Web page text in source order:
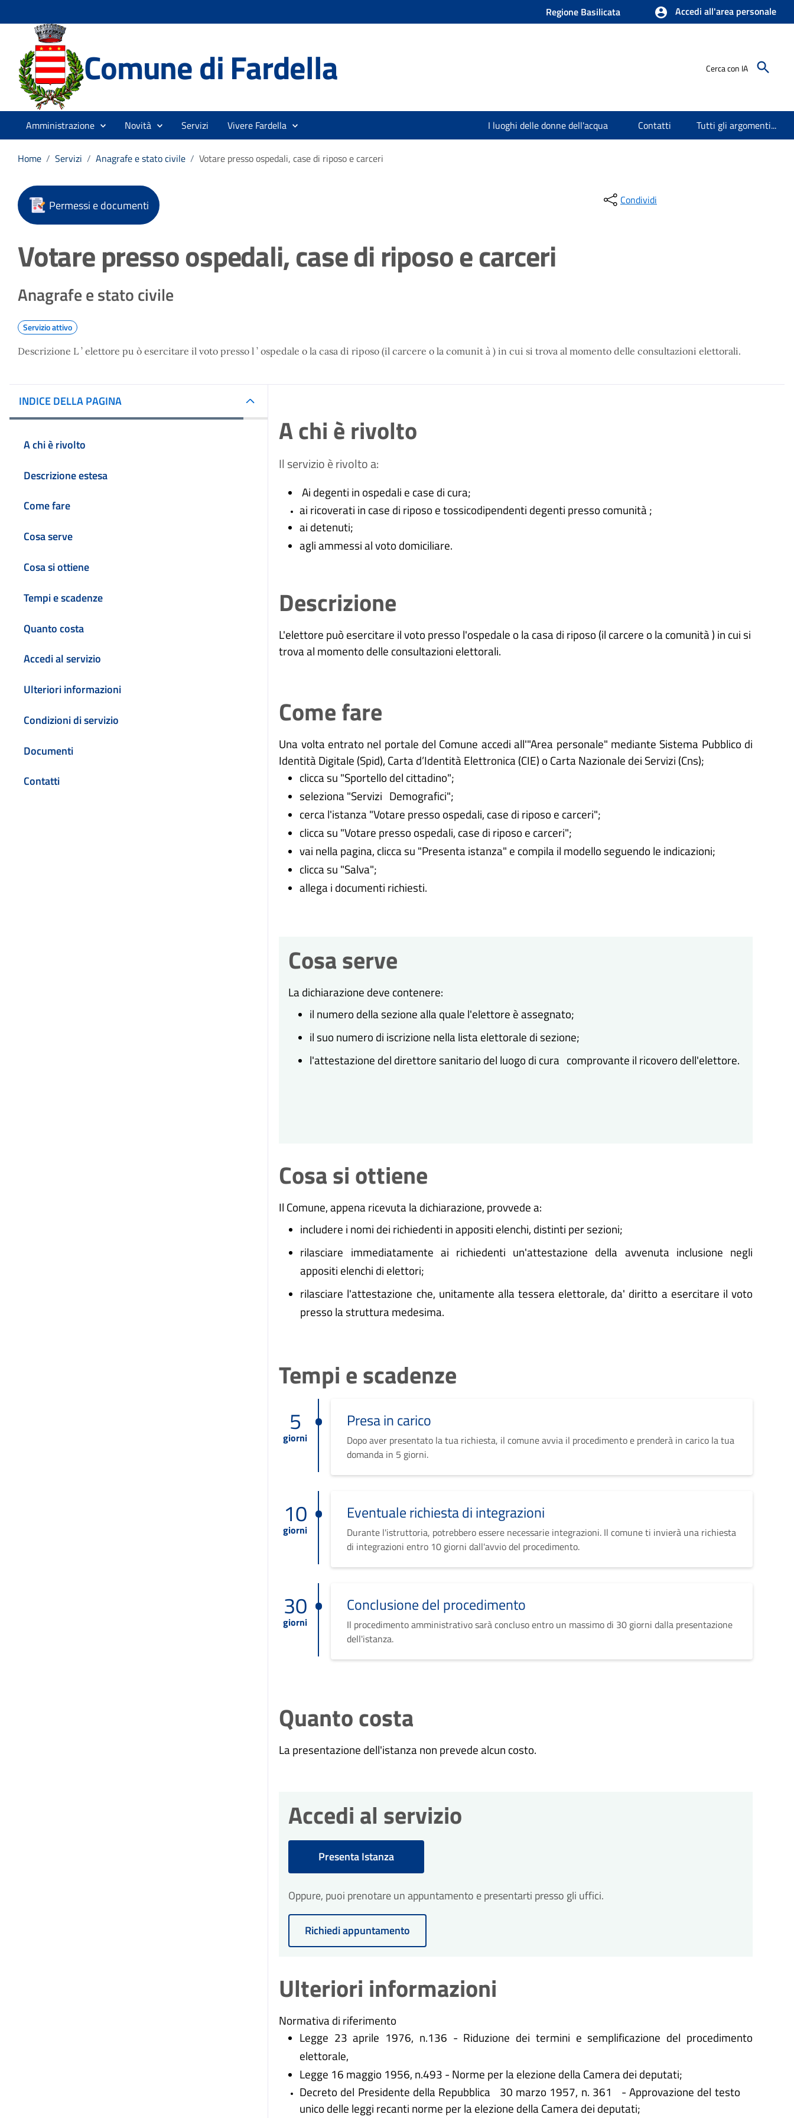
Regione Basilicata Accedi all'area personale
Comune di Fardella Cerca con IA
Amministrazione Novità Servizi Vivere Fardella I luoghi delle donne dell'acqua Contatti Tutti gli argomenti...
Home / Servizi / Anagrafe e stato civile / Votare presso ospedali, case di riposo e carceri
Permessi e documenti Condividi
Votare presso ospedali, case di riposo e carceri
Anagrafe e stato civile
Servizio attivo
Descrizione L ’ elettore pu ò esercitare il voto presso l ’ ospedale o la casa di riposo (il carcere o la comunit à ) in cui si trova al momento delle consultazioni elettorali.
INDICE DELLA PAGINA
A chi è rivolto
Descrizione estesa
Come fare
Cosa serve
Cosa si ottiene
Tempi e scadenze
Quanto costa
Accedi al servizio
Ulteriori informazioni
Condizioni di servizio
Documenti
Contatti
A chi è rivolto
Il servizio è rivolto a:
Ai degenti in ospedali e case di cura;
ai ricoverati in case di riposo e tossicodipendenti degenti presso comunità ;
ai detenuti;
agli ammessi al voto domiciliare.
Descrizione
L'elettore può esercitare il voto presso l'ospedale o la casa di riposo (il carcere o la comunità ) in cui si
trova al momento delle consultazioni elettorali.
Come fare
Una volta entrato nel portale del Comune accedi all'"Area personale" mediante Sistema Pubblico di
Identità Digitale (Spid), Carta d’Identità Elettronica (CIE) o Carta Nazionale dei Servizi (Cns);
clicca su "Sportello del cittadino";
seleziona "Servizi Demografici";
cerca l'istanza "Votare presso ospedali, case di riposo e carceri";
clicca su "Votare presso ospedali, case di riposo e carceri";
vai nella pagina, clicca su "Presenta istanza" e compila il modello seguendo le indicazioni;
clicca su "Salva";
allega i documenti richiesti.
Cosa serve
La dichiarazione deve contenere:
il numero della sezione alla quale l'elettore è assegnato;
il suo numero di iscrizione nella lista elettorale di sezione;
l'attestazione del direttore sanitario del luogo di cura comprovante il ricovero dell'elettore.
Cosa si ottiene
Il Comune, appena ricevuta la dichiarazione, provvede a:
includere i nomi dei richiedenti in appositi elenchi, distinti per sezioni;
rilasciare immediatamente ai richiedenti un'attestazione della avvenuta inclusione negli
appositi elenchi di elettori;
rilasciare l'attestazione che, unitamente alla tessera elettorale, da' diritto a esercitare il voto
presso la struttura medesima.
Tempi e scadenze
5
giorni
Presa in carico
Dopo aver presentato la tua richiesta, il comune avvia il procedimento e prenderà in carico la tua
domanda in 5 giorni.
10
giorni
Eventuale richiesta di integrazioni
Durante l'istruttoria, potrebbero essere necessarie integrazioni. Il comune ti invierà una richiesta
di integrazioni entro 10 giorni dall'avvio del procedimento.
30
giorni
Conclusione del procedimento
Il procedimento amministrativo sarà concluso entro un massimo di 30 giorni dalla presentazione
dell'istanza.
Quanto costa
La presentazione dell'istanza non prevede alcun costo.
Accedi al servizio
Presenta Istanza
Oppure, puoi prenotare un appuntamento e presentarti presso gli uffici.
Richiedi appuntamento
Ulteriori informazioni
Normativa di riferimento
Legge 23 aprile 1976, n.136 - Riduzione dei termini e semplificazione del procedimento
elettorale,
Legge 16 maggio 1956, n.493 - Norme per la elezione della Camera dei deputati;
Decreto del Presidente della Repubblica 30 marzo 1957, n. 361 - Approvazione del testo
unico delle leggi recanti norme per la elezione della Camera dei deputati;